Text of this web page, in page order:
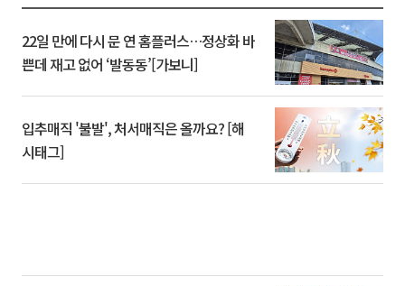
22일 만에 다시 문 연 홈플러스…정상화 바
쁜데 재고 없어 ‘발동동’[가보니]
입추매직 '불발', 처서매직은 올까요? [해
시태그]